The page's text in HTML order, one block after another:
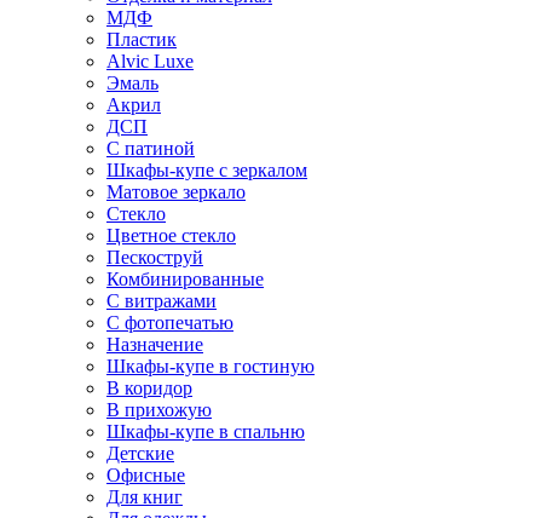
МДФ
Пластик
Alvic Luxe
Эмаль
Акрил
ДСП
С патиной
Шкафы-купе с зеркалом
Матовое зеркало
Стекло
Цветное стекло
Пескоструй
Комбинированные
С витражами
С фотопечатью
Назначение
Шкафы-купе в гостиную
В коридор
В прихожую
Шкафы-купе в спальню
Детские
Офисные
Для книг